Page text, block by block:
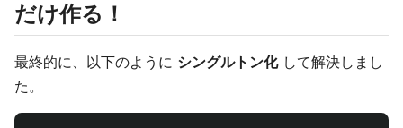
だけ作る！
最終的に、以下のように シングルトン化して解決しまし
た。